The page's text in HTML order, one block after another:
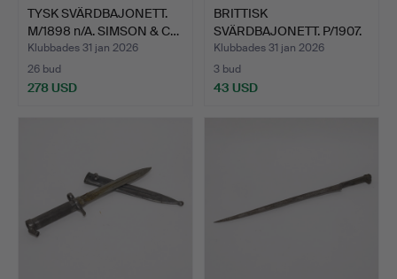
TYSK SVÄRDBAJONETT.
M/1898 n/A. SIMSON & C…
Klubbades 31 jan 2026
26 bud
278 USD
BRITTISK
SVÄRDBAJONETT. P/1907.
WILKINSON …
Klubbades 31 jan 2026
3 bud
43 USD